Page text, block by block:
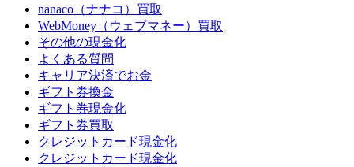
nanaco（ナナコ）買取
WebMoney（ウェブマネー）買取
その他の現金化
よくある質問
キャリア決済でお金
ギフト券換金
ギフト券現金化
ギフト券買取
クレジットカード現金化
クレジットカード現金化